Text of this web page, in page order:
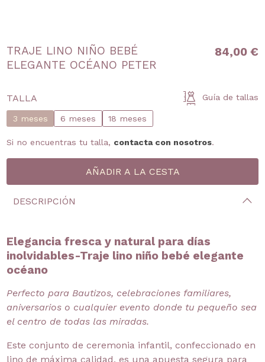
TRAJE LINO NIÑO BEBÉ
ELEGANTE OCÉANO PETER
84,00 €
TALLA Guía de tallas
3 meses 6 meses 18 meses
Si no encuentras tu talla, contacta con nosotros.
DESCRIPCIÓN
Elegancia fresca y natural para días
inolvidables-Traje lino niño bebé elegante
océano
Perfecto para Bautizos, celebraciones familiares,
aniversarios o cualquier evento donde tu pequeño sea
el centro de todas las miradas.
Este conjunto de ceremonia infantil, confeccionado en
lino de máxima calidad, es una apuesta segura para